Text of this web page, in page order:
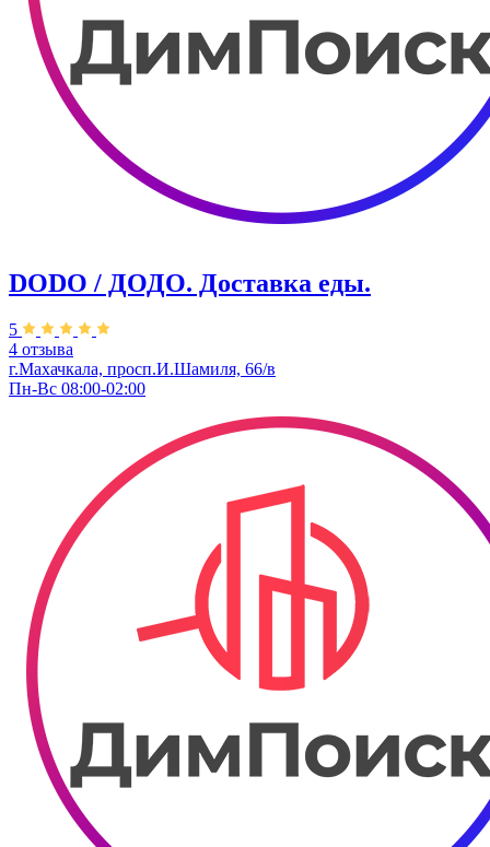
DODO / ДОДО. Доставка еды.
5
4 отзыва
г.Махачкала, просп.И.Шамиля, 66/в
Пн-Вс 08:00-02:00